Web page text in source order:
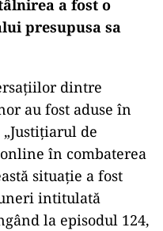
a fost o
presupusa sa
dintre
au fost aduse în
de
în combaterea
situație a fost
intitulată
la episodul 124,